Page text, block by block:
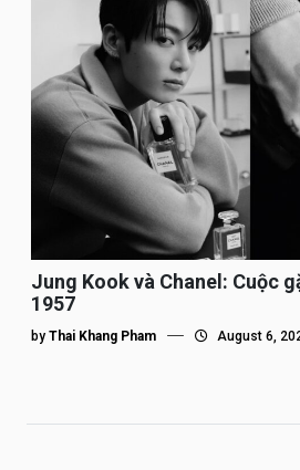
Jung Kook và Chanel: Cuộc
1957
by Thai Khang Pham August 6,